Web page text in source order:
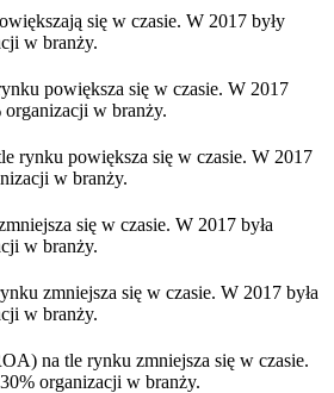
się w czasie. W 2017 były
w branży.
powiększa się w czasie. W 2017
organizacji w branży.
rynku powiększa się w czasie. W 2017
w branży.
się w czasie. W 2017 była
w branży.
zmniejsza się w czasie. W 2017 była
w branży.
na tle rynku zmniejsza się w czasie.
organizacji w branży.